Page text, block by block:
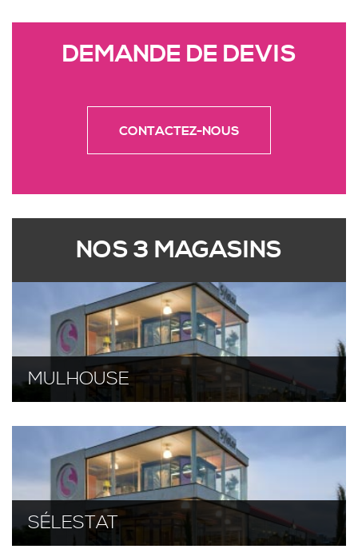
PORTE FENÊTRE COULISSANTE À 2 VANTAUX À
SPA SPORT
DEMANDE DE DEVIS
CONTACTEZ-NOUS
NOS 3 MAGASINS
MULHOUSE
SÉLESTAT